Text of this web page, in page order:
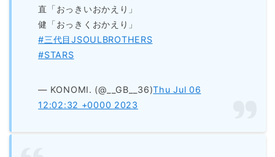
直「おっきいおかえり」
健「おっきくおかえり」
#三代目JSOULBROTHERS
#STARS
— KONOMI. (@__GB__36)Thu Jul 06
12:02:32 +0000 2023